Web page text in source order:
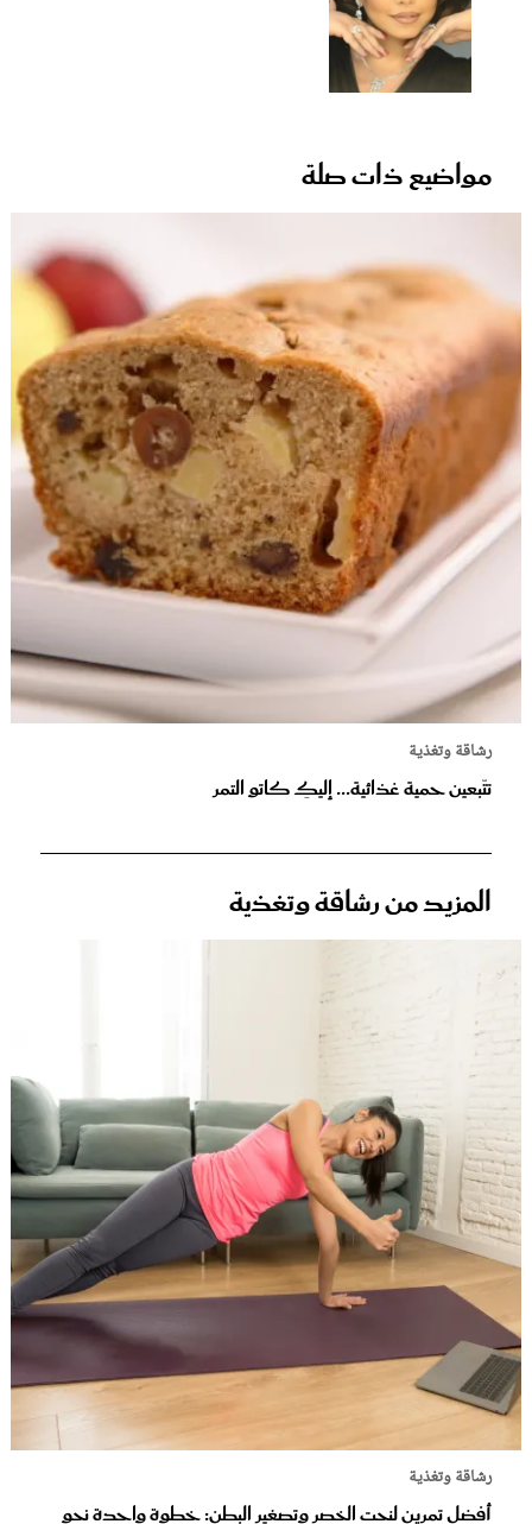
مواضيع ذات صلة
رشاقة وتغذية
تتّبعين حمية غذائية... إليكِ كاتو التمر
المزيد من رشاقة وتغذية
رشاقة وتغذية
أفضل تمرين لنحت الخصر وتصغير البطن: خطوة واحدة نحو